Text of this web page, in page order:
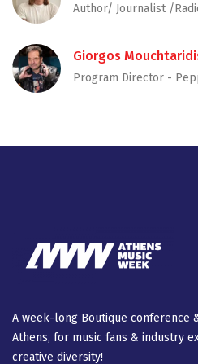
Author/ Journalist /
Giorgos
Program Director -
A week-long Βοutique conference
Athens, for music fans & industry
creative diversity!